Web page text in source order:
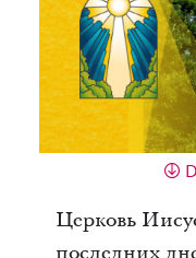
Церковь